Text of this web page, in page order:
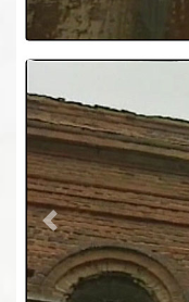
Previous